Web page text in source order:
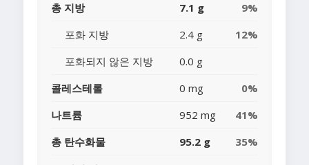
총 지방 7.1 g
9%
포화 지방
2.4 g
12%
포화되지 않은 지방
0.0 g
콜레스테롤
0 mg
0%
나트륨
952 mg
41%
총 탄수화물
95.2 g
35%